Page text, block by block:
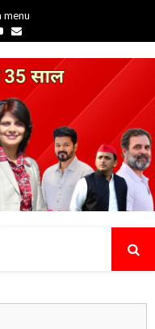
menu
Youtube
Email